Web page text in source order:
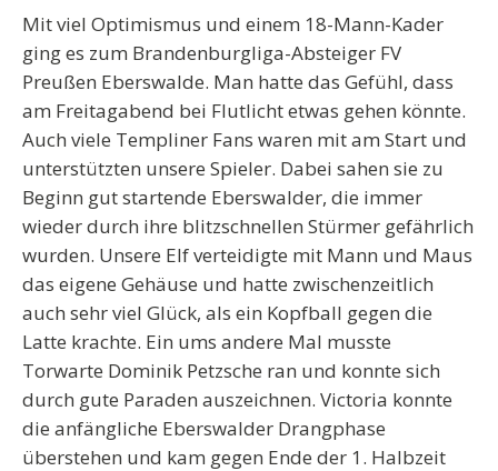
Mit viel Optimismus und einem 18-Mann-Kader
ging es zum Brandenburgliga-Absteiger FV
Preußen Eberswalde. Man hatte das Gefühl, dass
am Freitagabend bei Flutlicht etwas gehen könnte.
Auch viele Templiner Fans waren mit am Start und
unterstützten unsere Spieler. Dabei sahen sie zu
Beginn gut startende Eberswalder, die immer
wieder durch ihre blitzschnellen Stürmer gefährlich
wurden. Unsere Elf verteidigte mit Mann und Maus
das eigene Gehäuse und hatte zwischenzeitlich
auch sehr viel Glück, als ein Kopfball gegen die
Latte krachte. Ein ums andere Mal musste
Torwarte Dominik Petzsche ran und konnte sich
durch gute Paraden auszeichnen. Victoria konnte
die anfängliche Eberswalder Drangphase
überstehen und kam gegen Ende der 1. Halbzeit